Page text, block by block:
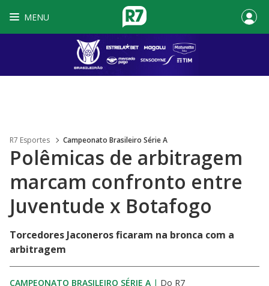
MENU
R7 Esportes Campeonato Brasileiro Série A
Polêmicas de arbitragem
marcam confronto entre
Juventude x Botafogo
Torcedores Jaconeros ficaram na bronca com a
arbitragem
CAMPEONATO BRASILEIRO SÉRIE A | Do R7